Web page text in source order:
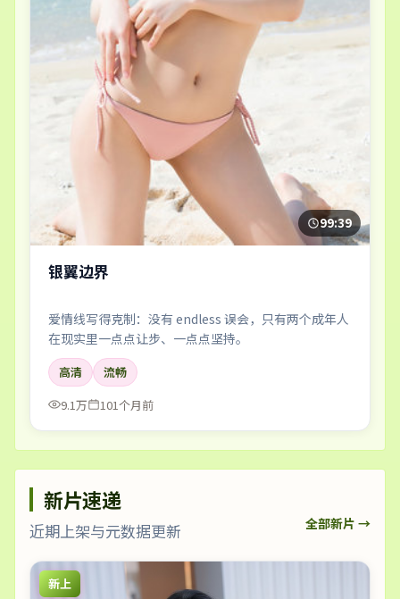
99:39
银翼边界
爱情线写得克制：没有 endless 误会，只有两个成年人
在现实里一点点让步、一点点坚持。
高清
流畅
9.1万
101个月前
新片速递
近期上架与元数据更新 全部新片 →
新上